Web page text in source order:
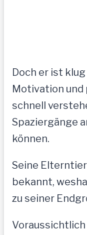
Doch er ist
Motivation und
schnell
Spaziergänge
können.
Seine
bekannt,
zu seiner